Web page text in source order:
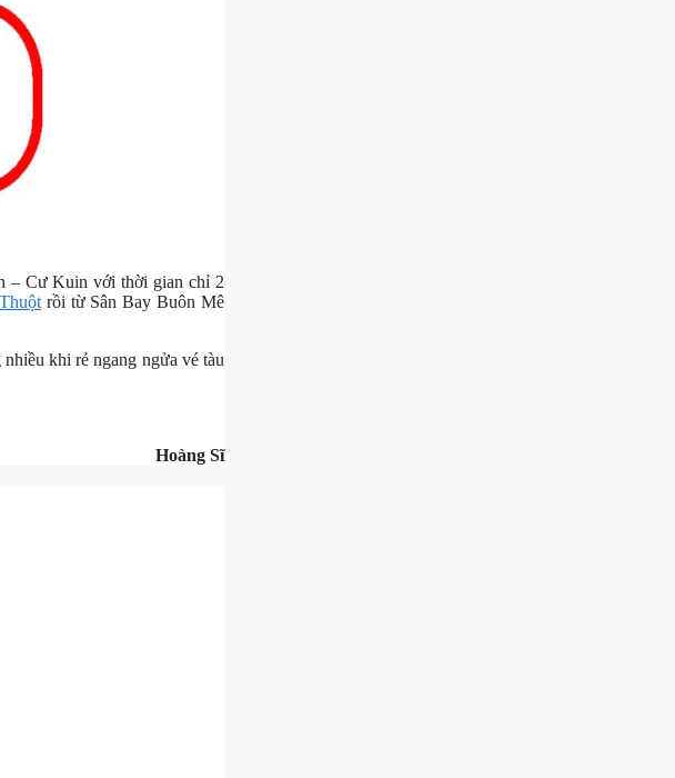
– Cư Kuin với thời gian chỉ 2
rồi từ Sân Bay Buôn Mê
khi rẻ ngang ngửa vé tàu
Hoàng Sĩ